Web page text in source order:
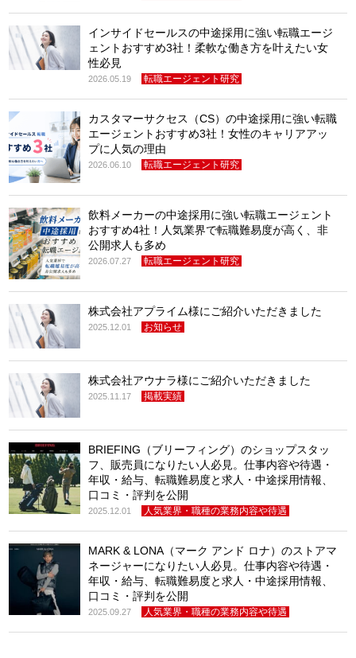
インサイドセールスの中途採用に強い転職エージ
ェントおすすめ3社！柔軟な働き方を叶えたい女
性必見
2026.05.19 転職エージェント研究
カスタマーサクセス（CS）の中途採用に強い転職
エージェントおすすめ3社！女性のキャリアアッ
プに人気の理由
2026.06.10 転職エージェント研究
飲料メーカーの中途採用に強い転職エージェント
おすすめ4社！人気業界で転職難易度が高く、非
公開求人も多め
2026.07.27 転職エージェント研究
株式会社アプライム様にご紹介いただきました
2025.12.01 お知らせ
株式会社アウナラ様にご紹介いただきました
2025.11.17 掲載実績
BRIEFING（ブリーフィング）のショップスタッ
フ、販売員になりたい人必見。仕事内容や待遇・
年収・給与、転職難易度と求人・中途採用情報、
口コミ・評判を公開
2025.12.01 人気業界・職種の業務内容や待遇
MARK & LONA（マーク アンド ロナ）のストアマ
ネージャーになりたい人必見。仕事内容や待遇・
年収・給与、転職難易度と求人・中途採用情報、
口コミ・評判を公開
2025.09.27 人気業界・職種の業務内容や待遇